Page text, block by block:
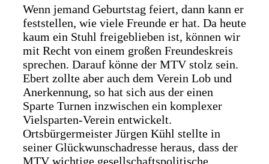
Wenn jemand Geburtstag feiert, dann kann er
feststellen, wie viele Freunde er hat. Da heute
kaum ein Stuhl freigeblieben ist, können wir
mit Recht von einem großen Freundeskreis
sprechen. Darauf könne der MTV stolz sein.
Ebert zollte aber auch dem Verein Lob und
Anerkennung, so hat sich aus der einen
Sparte Turnen inzwischen ein komplexer
Vielsparten-Verein entwickelt.
Ortsbürgermeister Jürgen Kühl stellte in
seiner Glückwunschadresse heraus, dass der
MTV wichtige gesellschaftspolitische